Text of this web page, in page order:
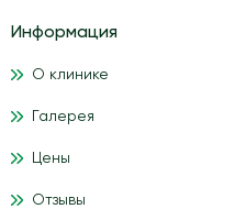
Информация
О клинике
Галерея
Цены
Отзывы